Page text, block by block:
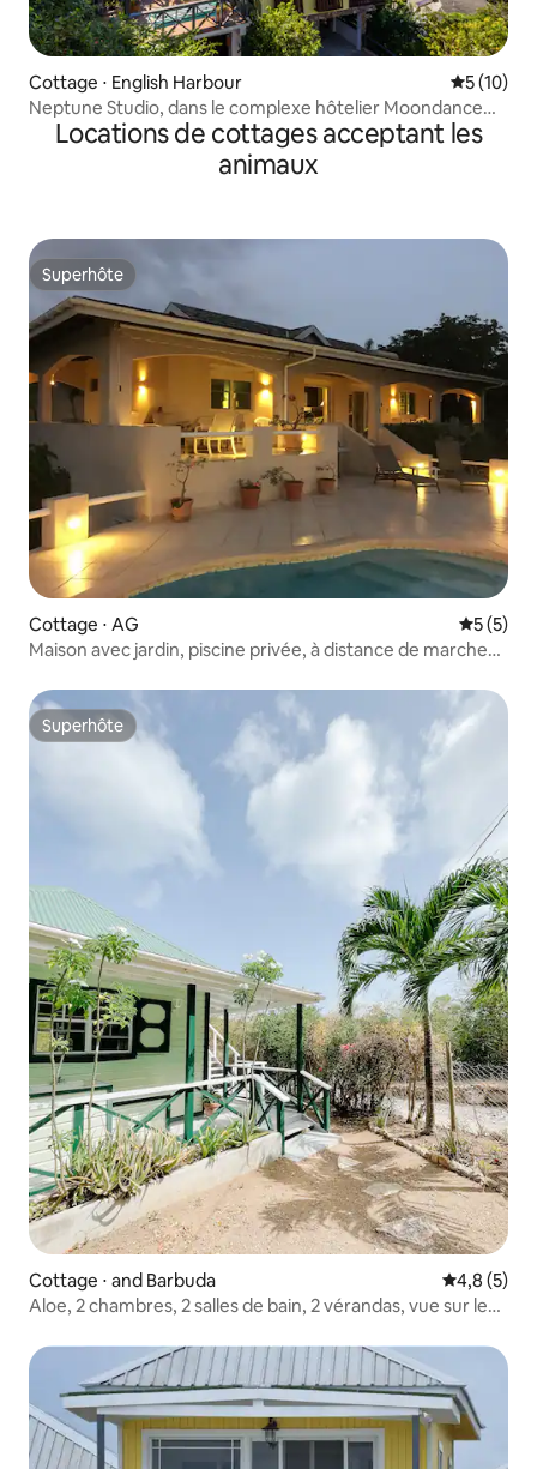
Cottage ⋅ English Harbour
5 (10)
Neptune Studio, dans le complexe hôtelier Moondance
Antigua
Locations de cottages acceptant les
animaux
Superhôte
Superhôte
Cottage ⋅ AG
5 (5)
Maison avec jardin, piscine privée, à distance de marche
Superhôte
Superhôte
Cottage ⋅ and Barbuda Évaluation
4,8 (5)
Aloe, 2 chambres, 2 salles de bain, 2 vérandas, vue sur le